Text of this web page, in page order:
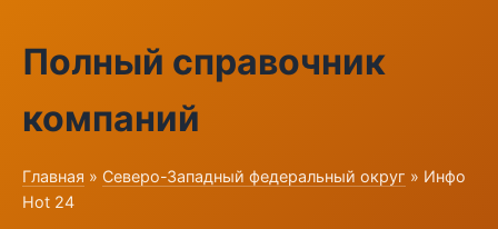
Полный справочник
компаний
Главная » Северо-Западный федеральный округ » Инфо
Hot 24